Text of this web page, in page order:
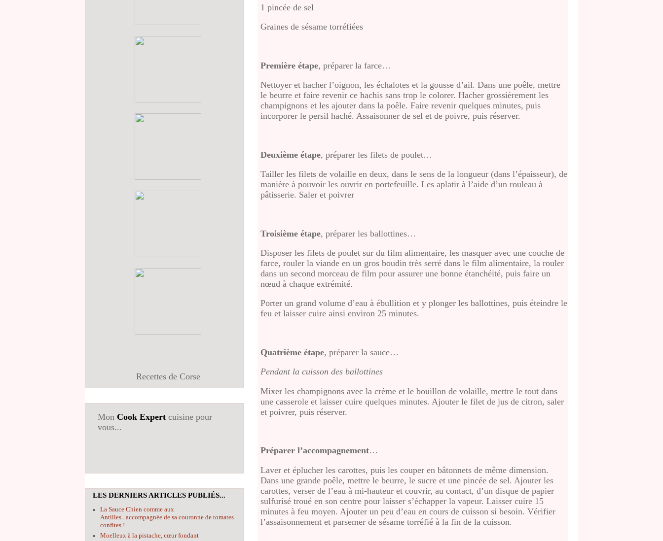
Recettes de Corse
Mon Cook Expert cuisine pour
vous...
LES DERNIERS ARTICLES PUBLIÉS...
La Sauce Chien comme aux
Antilles...accompagnée de sa couronne de tomates
confites !
Moelleux à la pistache, cœur fondant
1 pincée de sel
Graines de sésame torréfiées
Première étape, préparer la farce…
Nettoyer et hacher l’oignon, les échalotes et la gousse d’ail. Dans une poêle, mettre
le beurre et faire revenir ce hachis sans trop le colorer. Hacher grossièrement les
champignons et les ajouter dans la poêle. Faire revenir quelques minutes, puis
incorporer le persil haché. Assaisonner de sel et de poivre, puis réserver.
Deuxième étape, préparer les filets de poulet…
Tailler les filets de volaille en deux, dans le sens de la longueur (dans l’épaisseur), de
manière à pouvoir les ouvrir en portefeuille. Les aplatir à l’aide d’un rouleau à
pâtisserie. Saler et poivrer
Troisième étape, préparer les ballottines…
Disposer les filets de poulet sur du film alimentaire, les masquer avec une couche de
farce, rouler la viande en un gros boudin très serré dans le film alimentaire, la rouler
dans un second morceau de film pour assurer une bonne étanchéité, puis faire un
nœud à chaque extrémité.
Porter un grand volume d’eau à ébullition et y plonger les ballottines, puis éteindre le
feu et laisser cuire ainsi environ 25 minutes.
Quatrième étape, préparer la sauce…
Pendant la cuisson des ballottines
Mixer les champignons avec la crème et le bouillon de volaille, mettre le tout dans
une casserole et laisser cuire quelques minutes. Ajouter le filet de jus de citron, saler
et poivrer, puis réserver.
Préparer l’accompagnement…
Laver et éplucher les carottes, puis les couper en bâtonnets de même dimension.
Dans une grande poêle, mettre le beurre, le sucre et une pincée de sel. Ajouter les
carottes, verser de l’eau à mi-hauteur et couvrir, au contact, d’un disque de papier
sulfurisé troué en son centre pour laisser s’échapper la vapeur. Laisser cuire 15
minutes à feu moyen. Ajouter un peu d’eau en cours de cuisson si besoin. Vérifier
l’assaisonnement et parsemer de sésame torréfié à la fin de la cuisson.